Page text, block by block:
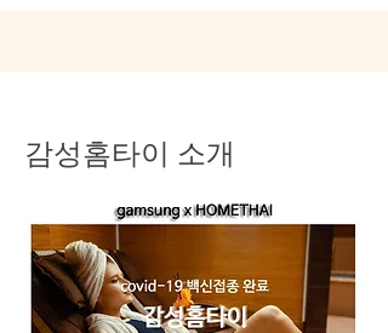
감성홈타이 소개